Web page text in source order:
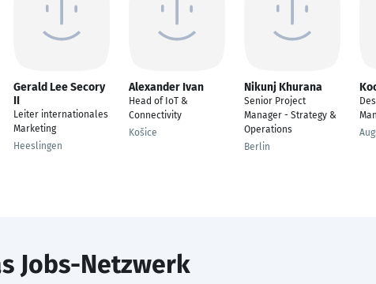
Gerald Lee Secory
II
Leiter internationales
Marketing
Heeslingen
Alexander Ivan
Head of IoT &
Connectivity
Košice
Nikunj Khurana
Senior Project
Manager - Strategy &
Operations
Berlin
Jobs-Netzwerk